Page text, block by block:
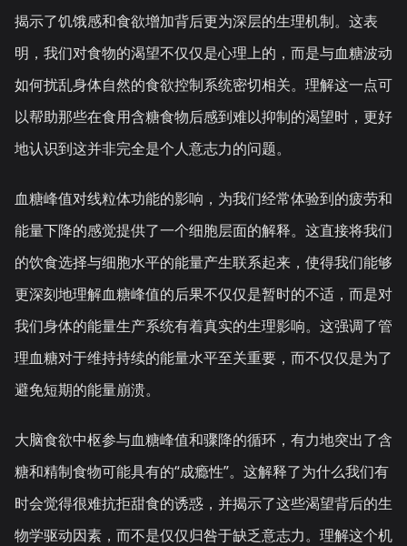
揭示了饥饿感和食欲增加背后更为深层的生理机制。这表
明，我们对食物的渴望不仅仅是心理上的，而是与血糖波动
如何扰乱身体自然的食欲控制系统密切相关。理解这一点可
以帮助那些在食用含糖食物后感到难以抑制的渴望时，更好
地认识到这并非完全是个人意志力的问题。
血糖峰值对线粒体功能的影响，为我们经常体验到的疲劳和
能量下降的感觉提供了一个细胞层面的解释。这直接将我们
的饮食选择与细胞水平的能量产生联系起来，使得我们能够
更深刻地理解血糖峰值的后果不仅仅是暂时的不适，而是对
我们身体的能量生产系统有着真实的生理影响。这强调了管
理血糖对于维持持续的能量水平至关重要，而不仅仅是为了
避免短期的能量崩溃。
大脑食欲中枢参与血糖峰值和骤降的循环，有力地突出了含
糖和精制食物可能具有的“成瘾性”。这解释了为什么我们有
时会觉得很难抗拒甜食的诱惑，并揭示了这些渴望背后的生
物学驱动因素，而不是仅仅归咎于缺乏意志力。理解这个机